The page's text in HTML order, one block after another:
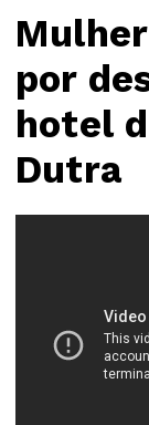
por
hotel
Dutra